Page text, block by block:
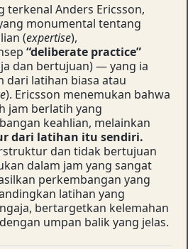
terkenal Anders Ericsson,
monumental tentang
(expertise),
“deliberate practice”
dan bertujuan) — yang ia
dari latihan biasa atau
). Ericsson menemukan bahwa
jam berlatih yang
keahlian, melainkan
dari latihan itu sendiri.
dan tidak bertujuan
dalam jam yang sangat
perkembangan yang
latihan yang
bertargetkan kelemahan
umpan balik yang jelas.